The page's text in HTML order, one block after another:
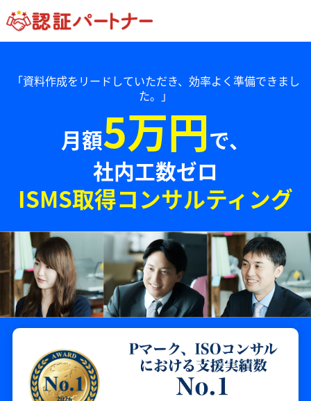
「資料作成をリードしていただき、効率よく準備できまし
た。」
月額5万円で、
社内工数ゼロ
ISMS取得コンサルティング